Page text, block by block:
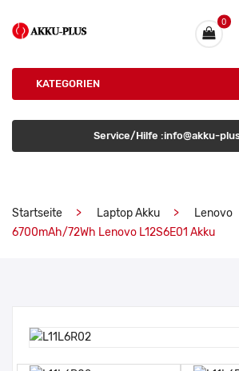
0
KATEGORIEN
Service/Hilfe :info@akku-
Startseite Laptop Akku
Lenovo
6700mAh/72Wh Lenovo L12S6E01 Akku